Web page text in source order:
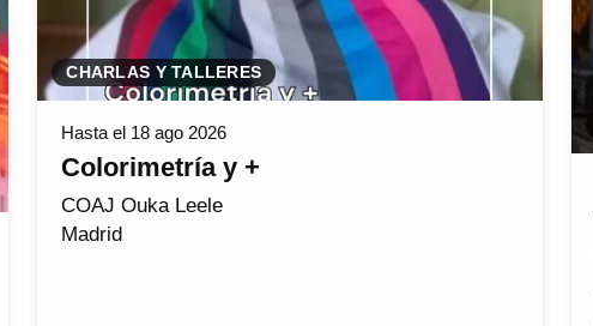
CHARLAS Y TALLERES
Hasta el 18 ago 2026
Colorimetría y +
COAJ Ouka Leele
Madrid